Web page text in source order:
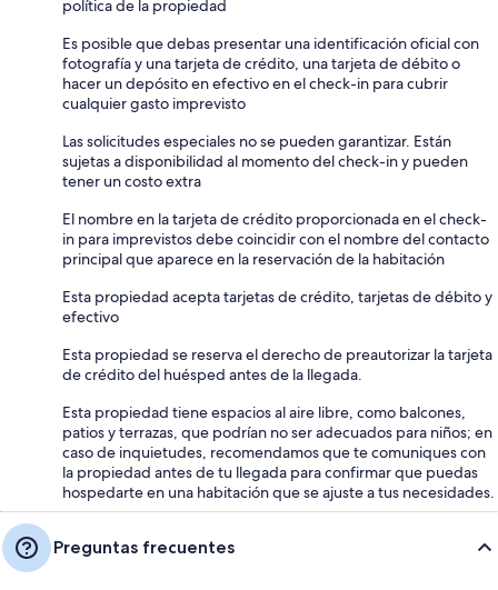
política de la propiedad
Es posible que debas presentar una identificación oficial con
fotografía y una tarjeta de crédito, una tarjeta de débito o
hacer un depósito en efectivo en el check-in para cubrir
cualquier gasto imprevisto
Las solicitudes especiales no se pueden garantizar. Están
sujetas a disponibilidad al momento del check-in y pueden
tener un costo extra
El nombre en la tarjeta de crédito proporcionada en el check-
in para imprevistos debe coincidir con el nombre del contacto
principal que aparece en la reservación de la habitación
Esta propiedad acepta tarjetas de crédito, tarjetas de débito y
efectivo
Esta propiedad se reserva el derecho de preautorizar la tarjeta
de crédito del huésped antes de la llegada.
Esta propiedad tiene espacios al aire libre, como balcones,
patios y terrazas, que podrían no ser adecuados para niños; en
caso de inquietudes, recomendamos que te comuniques con
la propiedad antes de tu llegada para confirmar que puedas
hospedarte en una habitación que se ajuste a tus necesidades.
Preguntas frecuentes